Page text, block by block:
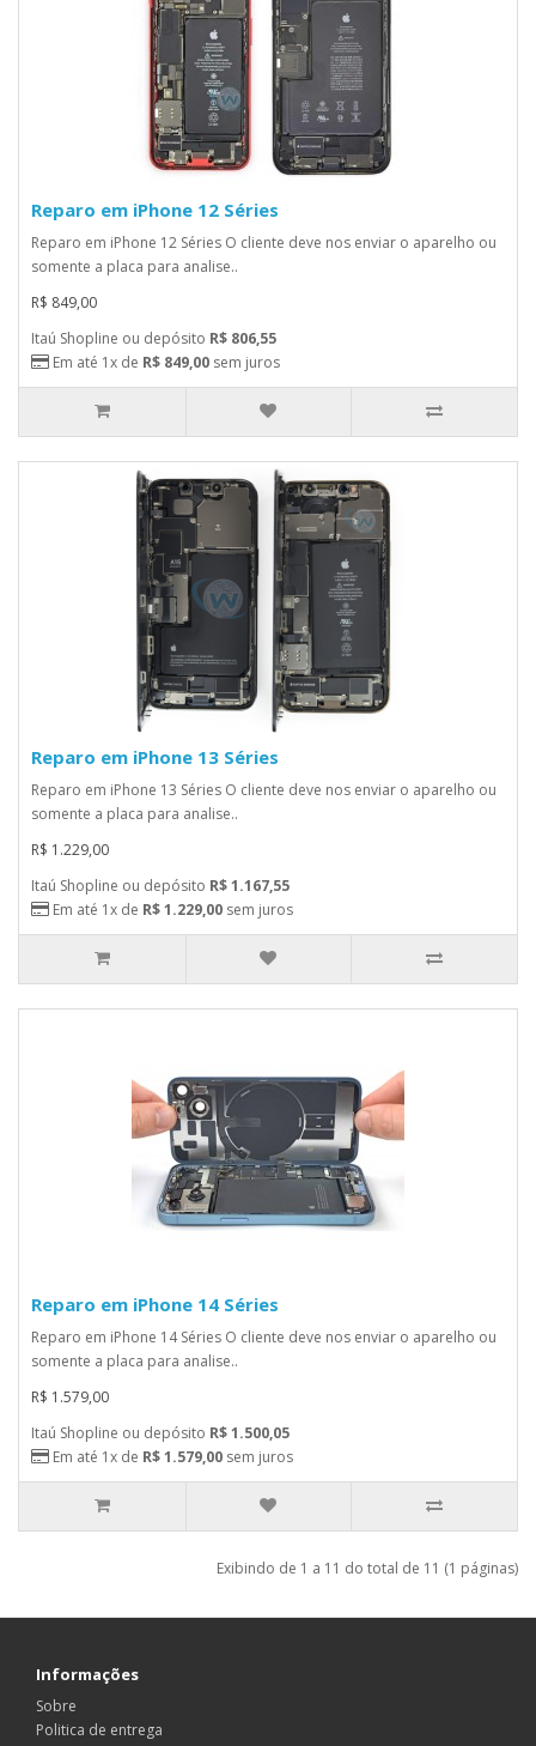
Reparo em iPhone 12 Séries
Reparo em iPhone 12 Séries O cliente deve nos enviar o aparelho ou
somente a placa para analise..
R$ 849,00
Itaú Shopline ou depósito R$ 806,55
Em até 1x de R$ 849,00 sem juros
Reparo em iPhone 13 Séries
Reparo em iPhone 13 Séries O cliente deve nos enviar o aparelho ou
somente a placa para analise..
R$ 1.229,00
Itaú Shopline ou depósito R$ 1.167,55
Em até 1x de R$ 1.229,00 sem juros
Reparo em iPhone 14 Séries
Reparo em iPhone 14 Séries O cliente deve nos enviar o aparelho ou
somente a placa para analise..
R$ 1.579,00
Itaú Shopline ou depósito R$ 1.500,05
Em até 1x de R$ 1.579,00 sem juros
Exibindo de 1 a 11 do total de 11 (1 páginas)
Informações
Sobre
Politica de entrega